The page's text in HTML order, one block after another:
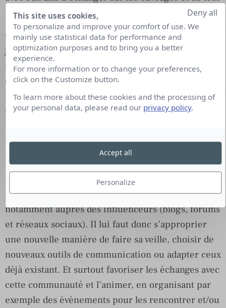
proposer l’expertise d’auteurs.
Cet aspect doit rester à mon sens central mais les
journalistes ont aujourd’hui intégré les réseaux
sociaux comme un outil professionnel, l’attachée
de presse doit donc pouvoir leur apporter de
l’information par ce biais et du coup, s’adapter aux
contraintes de ces nouveaux outils (synthétiser le
propos, le rendre plus visuel, être en phase avec
l’actualité)
L’attachée de presse doit à mon sens prendre part
à la transformation digitale de son entreprise en
assurant sa visibilité et sa notoriété sur le web et
notamment auprès des influenceurs (blogs, forums
et réseaux sociaux). Il lui faut donc s’approprier
une nouvelle manière de faire sa veille, choisir de
nouveaux outils de communication ou adapter ceux
déjà existant. Et surtout favoriser les échanges avec
cette communauté et l’animer, en organisant par
exemple des événements pour les rencontrer et/ou
This site uses cookies,
To personalize and improve your comfort of use. We
mainly use statistical data for performance and
optimization purposes and to bring you a better
experience.
For more information or to change your preferences,
click on the Customize button.
To learn more about these cookies and the processing of
your personal data, please read our privacy policy.
Personalize
Deny all
Accept all